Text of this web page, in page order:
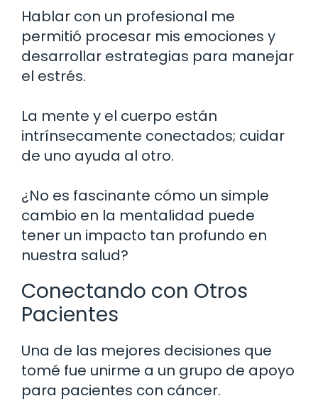
Hablar con un profesional me
permitió procesar mis emociones y
desarrollar estrategias para manejar
el estrés.
La mente y el cuerpo están
intrínsecamente conectados; cuidar
de uno ayuda al otro.
¿No es fascinante cómo un simple
cambio en la mentalidad puede
tener un impacto tan profundo en
nuestra salud?
Conectando con Otros
Pacientes
Una de las mejores decisiones que
tomé fue unirme a un grupo de apoyo
para pacientes con cáncer.